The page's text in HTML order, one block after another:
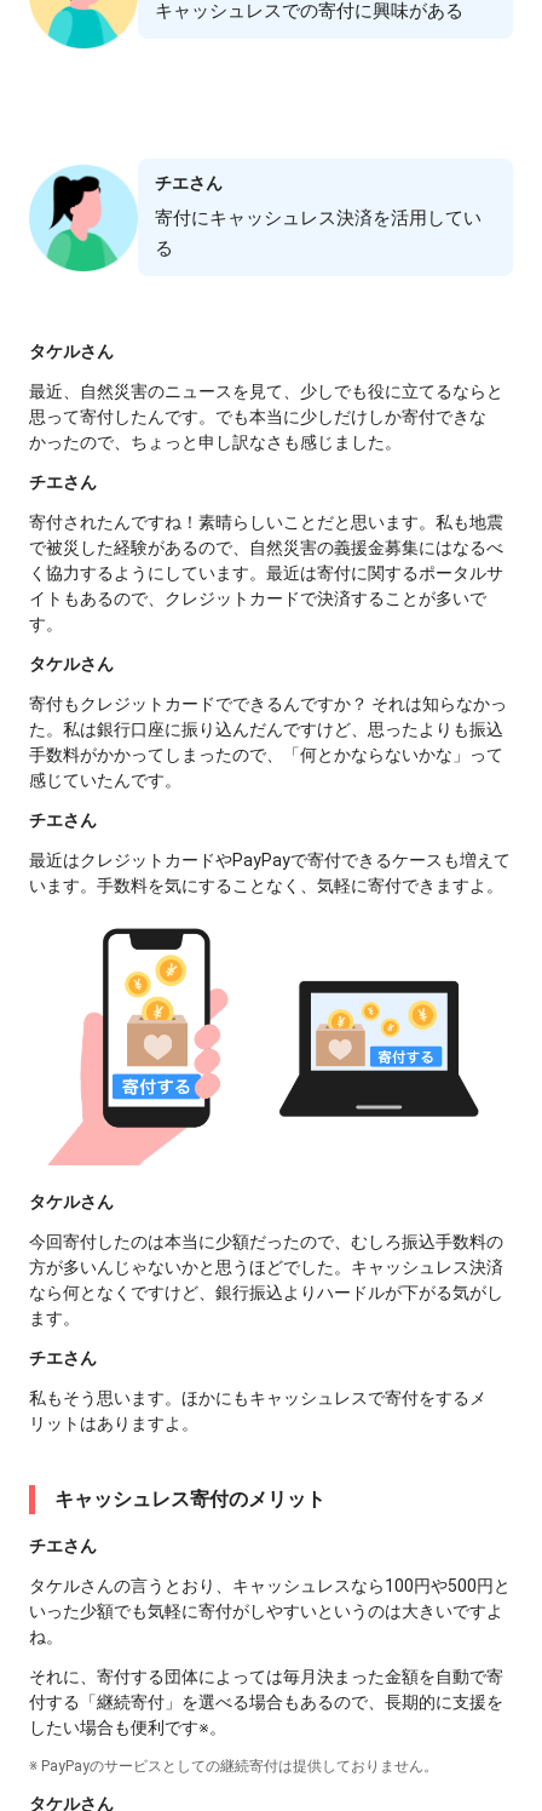
キャッシュレスでの寄付に興味がある
チエさん
寄付にキャッシュレス決済を活用してい
る
タケルさん
最近、自然災害のニュースを見て、少しでも役に立てるならと
思って寄付したんです。でも本当に少しだけしか寄付できな
かったので、ちょっと申し訳なさも感じました。
チエさん
寄付されたんですね！素晴らしいことだと思います。私も地震
で被災した経験があるので、自然災害の義援金募集にはなるべ
く協力するようにしています。最近は寄付に関するポータルサ
イトもあるので、クレジットカードで決済することが多いで
す。
タケルさん
寄付もクレジットカードでできるんですか？ それは知らなかっ
た。私は銀行口座に振り込んだんですけど、思ったよりも振込
手数料がかかってしまったので、「何とかならないかな」って
感じていたんです。
チエさん
最近はクレジットカードやPayPayで寄付できるケースも増えて
います。手数料を気にすることなく、気軽に寄付できますよ。
タケルさん
今回寄付したのは本当に少額だったので、むしろ振込手数料の
方が多いんじゃないかと思うほどでした。キャッシュレス決済
なら何となくですけど、銀行振込よりハードルが下がる気がし
ます。
チエさん
私もそう思います。ほかにもキャッシュレスで寄付をするメ
リットはありますよ。
キャッシュレス寄付のメリット
チエさん
タケルさんの言うとおり、キャッシュレスなら100円や500円と
いった少額でも気軽に寄付がしやすいというのは大きいですよ
ね。
それに、寄付する団体によっては毎月決まった金額を自動で寄
付する「継続寄付」を選べる場合もあるので、長期的に支援を
したい場合も便利です※。
※ PayPayのサービスとしての継続寄付は提供しておりません。
タケルさん